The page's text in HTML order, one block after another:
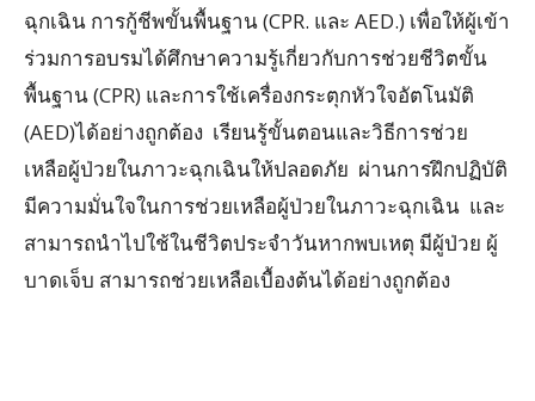
ฉุกเฉิน การกู้ชีพขั้นพื้นฐาน(CPR. และ AED.) เพื่อให้ผู้เข้า
ร่วมการอบรมได้ศึกษาความรู้เกี่ยวกับการช่วยชีวิตขั้น
พื้นฐาน (CPR) และการใช้เครื่องกระตุกหัวใจอัตโนมัติ
(AED)ได้อย่างถูกต้อง เรียนรู้ขั้นตอนและวิธีการช่วย
เหลือผู้ป่วยในภาวะฉุกเฉินให้ปลอดภัย ผ่านการฝึกปฏิบัติ
มีความมั่นใจในการช่วยเหลือผู้ป่วยในภาวะฉุกเฉิน และ
สามารถนำไปใช้ในชีวิตประจำวันหากพบเหตุ มีผู้ป่วย ผู้
บาดเจ็บ สามารถช่วยเหลือเบื้องต้นได้อย่างถูกต้อง